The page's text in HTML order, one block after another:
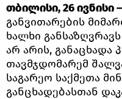
თბილისი, 26 ივნისი
განვითარების
ხალხი
არ არის, განაცხადა
თავმჯდომარემ
საგარეო საქმეთა
განცხადებასთან